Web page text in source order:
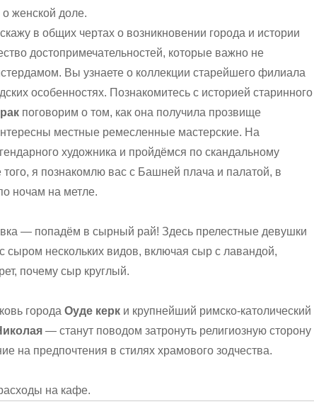
о женской доле.
в общих чертах о возникновении города и истории
достопримечательностей, которые важно не
Вы узнаете о коллекции старейшего филиала
особенностях. Познакомитесь с историей старинного
поговорим о том, как она получила прозвище
местные ремесленные мастерские. На
художника и пройдёмся по скандальному
того, я познакомлю вас с Башней плача и палатой, в
ночам на метле.
— попадём в сырный рай! Здесь прелестные девушки
сыром нескольких видов, включая сыр с лавандой,
почему сыр круглый.
города Оуде керк и крупнейший римско-католический
— станут поводом затронуть религиозную сторону
на предпочтения в стилях храмового зодчества.
на кафе.